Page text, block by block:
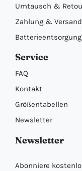
Umtausch &
Zahlung & Versand
Batterieentsorgung
Service
FAQ
Kontakt
Größentabellen
Newsletter
Newsletter
Abonniere